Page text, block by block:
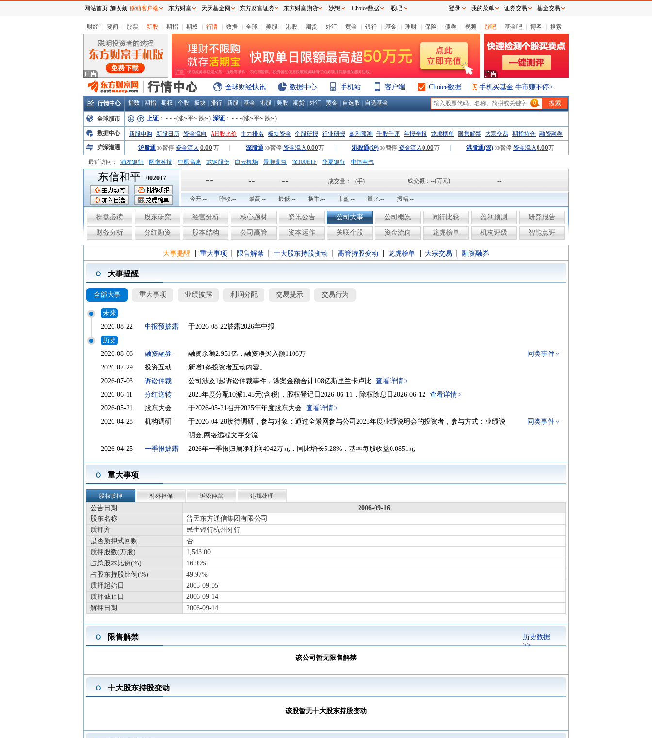
财经 要闻 股票 新股 期指 期权 行情 数据 全球 美股 港股 期货 外汇 黄金 银行 基金 理财 保险 债券 视频 股吧 基金吧 博客 搜索
全球财经快讯 数据中心 手机站 客户端 Choice数据 手机买基金 牛市赚不停>
行情中心 指数 期指 期权 个股 板块 排行 新股 基金 港股 美股 期货 外汇 黄金 自选股 自选基金 0
全球股市 上证 ： - - -(涨:-平:- 跌:-) 深证 ： - - -(涨:-平:- 跌:-)
数据中心 新股申购 新股日历 资金流向 AH股比价 主力排名 板块资金 个股研报 行业研报 盈利预测 千股千评 年报季报 龙虎榜单 限售解禁 大宗交易 期指持仓 融资融券
沪深港通
沪股通 暂停 资金流入 0.00 万 深股通 暂停 资金流入0.00万 港股通(沪) 暂停 资金流入0.00万 港股通(深) 暂停 资金流入0.00万
最近访问： 浦发银行 网宿科技 中原高速 武钢股份 白云机场 景顺鼎益 深100ETF 华夏银行
中恒电气
弘业股份
富临运业
东信和平 002017 -- -- -- 成交量： --(手) 成交额： --(万元) --
今开:-- 昨收:-- 最高:-- 最低:-- 换手:-- 市盈:-- 量比:-- 振幅:--
操盘必读 股东研究 经营分析 核心题材 资讯公告 公司大事 公司概况 同行比较 盈利预测 研究报告
财务分析 分红融资 股本结构 公司高管 资本运作 关联个股 资金流向 龙虎榜单 机构评级 智能点评
大事提醒 重大事项 限售解禁 十大股东持股变动 高管持股变动 龙虎榜单 大宗交易 融资融券
大事提醒
全部大事 重大事项 业绩披露 利润分配 交易提示 交易行为
未来
2026-08-22
中报预披露
于2026-08-22披露2026年中报
历史
2026-08-06
融资融券 融资余额2.951亿，融资净买入额1106万
同类事件
2026-07-29
投资互动
新增1条投资者互动内容。
2026-07-03
诉讼仲裁 公司涉及1起诉讼仲裁事件，涉案金额合计108亿斯里兰卡卢比 查看详情
2026-06-11
分红送转 2025年度分配10派1.45元(含税)，股权登记日2026-06-11，除权除息日2026-06-12 查看详情
2026-05-21
股东大会 于2026-05-21召开2025年年度股东大会 查看详情
2026-04-28
机构调研
于2026-04-28接待调研，参与对象：通过全景网参与公司2025年度业绩说明会的投资者，参与方式：业绩说
明会,网络远程文字交流
同类事件
2026-04-25 一季报披露
2026年一季报归属净利润4942万元，同比增长5.28%，基本每股收益0.0851元
2026-04-25
年报披露
2025年年报归属净利润1.631亿元，同比下降14.05%，基本每股收益0.2811元
2026-04-25
2026-03-13
新增概念 2026-03-13新增概念：通信技术 查看详情
2026-01-29
高管减持 陈宗潮(董秘,董事,高管)减持1000股，交易均价：24.30元，变动途径：竞价交易
同类事件
2026-01-13
成交均价27.44元，溢价0.00%，成交量23.5万股，成交金额644.8万元
2026-01-12
买入总额9.285亿元，卖出总额3.936亿元，上榜原因：连续三个交易日内，涨幅偏离值累计达到20%的证券
2025-11-19
于2025-11-19召开2025年第四次临时股东大会
2025-10-29
2025年三季报归属净利润1.124亿元，同比下降5.45%，基本每股收益0.1937元
2025-10-15
股东大会 于2025-10-15召开2025年第三次临时股东大会 查看详情
2025-09-11
于2025-09-11召开2025年第二次临时股东大会
2025-08-26
2025年中报归属净利润8047万元，同比增长1.48%，基本每股收益0.1386元
2025-07-04
法定代表人变
更
2025-07-04，变动前：万谦，变动后：楼水勇 同类事件
2025-07-04
同类事件
于2025-06-27接待调研，参与对象：东方财富证券股份有限公司等，参与方式：特定对象调研,线上调研
2025-05-14
股东大会 于2025-05-14召开2024年年度股东大会 查看详情
2025-04-23
一季报披露
2024年年报归属净利润1.898亿元，同比增长10.46%，基本每股收益0.327元
2025-02-10
股东大会 于2025-02-10召开2025年第一次临时股东大会 查看详情
重大事项
股权质押 对外担保 诉讼仲裁 违规处理
公告日期
2006-09-16
股东名称
普天东方通信集团有限公司
质押方
民生银行杭州分行
是否质押式回购
否
质押股数(万股)
1,543.00
占总股本比例(%)
16.99%
占股东持股比例(%)
49.97%
质押起始日
2005-09-05
质押截止日
2006-09-14
解押日期
2006-09-14
限售解禁
历史数据
>>
该公司暂无限售解禁
十大股东持股变动
该股暂无十大股东持股变动
网站首页 加收藏 移动客户端 东方财富 天天基金网 东方财富证券 东方财富期货 妙想 Choice数据 股吧 登录 我的菜单 证券交易 基金交易